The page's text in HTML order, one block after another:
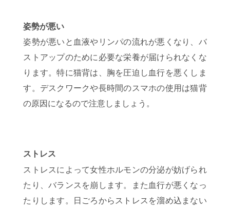
姿勢が悪い
姿勢が悪いと血液やリンパの流れが悪くなり、バ
ストアップのために必要な栄養が届けられなくな
ります。特に猫背は、胸を圧迫し血行を悪くしま
す。デスクワークや長時間のスマホの使用は猫背
の原因になるので注意しましょう。
ストレス
ストレスによって女性ホルモンの分泌が妨げられ
たり、バランスを崩します。また血行が悪くなっ
たりします。日ごろからストレスを溜め込まない